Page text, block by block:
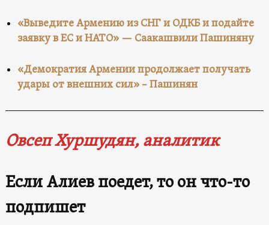
«Выведите Армению из СНГ и ОДКБ и подайте
заявку в ЕС и НАТО» — Саакашвили Пашиняну
«Демократия Армении продолжает получать
удары от внешних сил» – Пашинян
Овсеп Хуршудян, аналитик
Если Алиев поедет, то он что-то
подпишет